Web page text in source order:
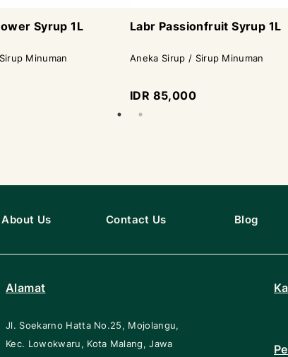
Syrup 1L
Minuman
Labr Passionfruit Syrup 1L
Aneka Sirup / Sirup Minuman
IDR 85,000
About Us Contact Us Blog
Alamat
Jl. Soekarno Hatta No.25, Mojolangu,
Kec. Lowokwaru, Kota Malang, Jawa